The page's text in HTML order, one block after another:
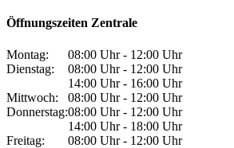
Öffnungszeiten Zentrale
Montag:
08:00 Uhr - 12:00 Uhr
Dienstag:
08:00 Uhr - 12:00 Uhr
14:00 Uhr - 16:00 Uhr
Mittwoch:
08:00 Uhr - 12:00 Uhr
Donnerstag:08:00 Uhr - 12:00 Uhr
14:00 Uhr - 18:00 Uhr
Freitag:
08:00 Uhr - 12:00 Uhr